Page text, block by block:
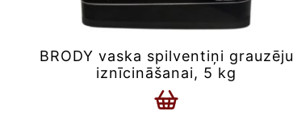
BRODY vaska spilventiņi grauzēju
iznīcināšanai, 5 kg